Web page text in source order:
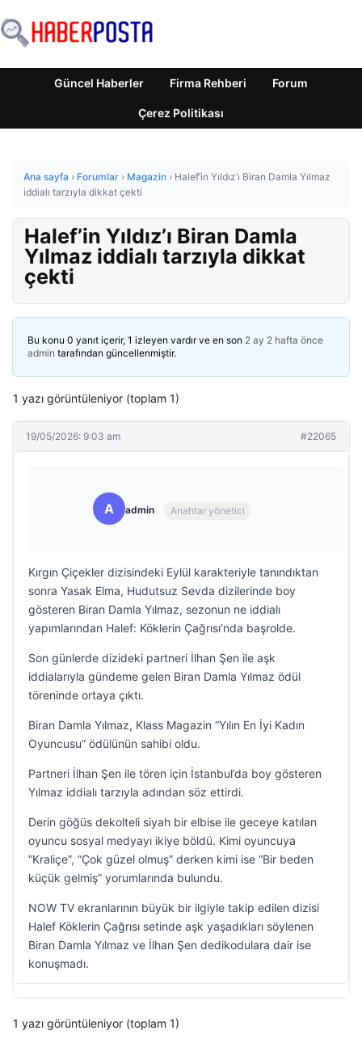
Güncel Haberler Firma Rehberi Forum
Çerez Politikası
Ana sayfa › Forumlar › Magazin › Halef’in Yıldız’ı Biran Damla Yılmaz
iddialı tarzıyla dikkat çekti
Halef’in Yıldız’ı Biran Damla
Yılmaz iddialı tarzıyla dikkat
çekti
Bu konu 0 yanıt içerir, 1 izleyen vardır ve en son 2 ay 2 hafta önce
admin tarafından güncellenmiştir.
1 yazı görüntüleniyor (toplam 1)
19/05/2026: 9:03 am #22065
A admin Anahtar yönetici
Kırgın Çiçekler dizisindeki Eylül karakteriyle tanındıktan
sonra Yasak Elma, Hudutsuz Sevda dizilerinde boy
gösteren Biran Damla Yılmaz, sezonun ne iddialı
yapımlarından Halef: Köklerin Çağrısı’nda başrolde.
Son günlerde dizideki partneri İlhan Şen ile aşk
iddialarıyla gündeme gelen Biran Damla Yılmaz ödül
töreninde ortaya çıktı.
Biran Damla Yılmaz, Klass Magazin “Yılın En İyi Kadın
Oyuncusu” ödülünün sahibi oldu.
Partneri İlhan Şen ile tören için İstanbul’da boy gösteren
Yılmaz iddialı tarzıyla adından söz ettirdi.
Derin göğüs dekolteli siyah bir elbise ile geceye katılan
oyuncu sosyal medyayı ikiye böldü. Kimi oyuncuya
“Kraliçe”, “Çok güzel olmuş” derken kimi ise “Bir beden
küçük gelmiş” yorumlarında bulundu.
NOW TV ekranlarının büyük bir ilgiyle takip edilen dizisi
Halef Köklerin Çağrısı setinde aşk yaşadıkları söylenen
Biran Damla Yılmaz ve İlhan Şen dedikodulara dair ise
konuşmadı.
1 yazı görüntüleniyor (toplam 1)